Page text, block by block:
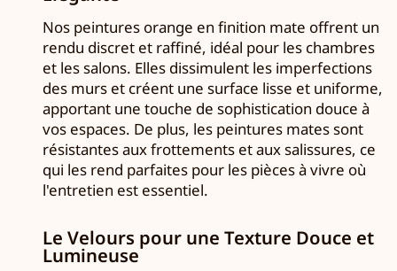
Nos peintures orange en finition mate offrent un
rendu discret et raffiné, idéal pour les chambres
et les salons. Elles dissimulent les imperfections
des murs et créent une surface lisse et uniforme,
apportant une touche de sophistication douce à
vos espaces. De plus, les peintures mates sont
résistantes aux frottements et aux salissures, ce
qui les rend parfaites pour les pièces à vivre où
l'entretien est essentiel.
Le Velours pour une Texture Douce et
Lumineuse